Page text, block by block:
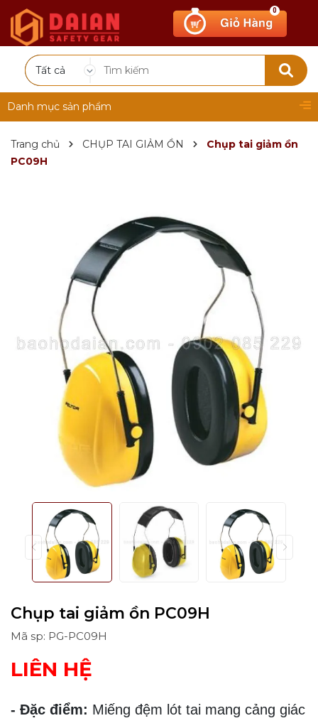
Tất cả
0
Danh mục sản phẩm
Trang chủ CHỤP TAI GIẢM ỒN
Chụp tai giảm ồn
PC09H
Chụp tai giảm ồn PC09H
Mã sp: PG-PC09H
LIÊN HỆ
- Đặc điểm: Miếng đệm lót tai mang cảng giác